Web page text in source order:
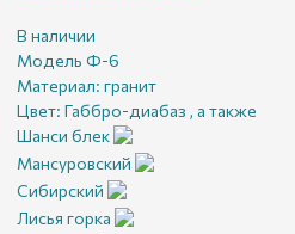
В наличии
Модель Ф-6
Материал: гранит
Цвет: Габбро-диабаз , а также
Шанси блек
Мансуровский
Сибирский
Лисья горка